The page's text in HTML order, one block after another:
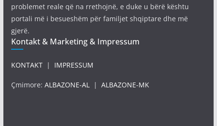
problemet reale që na rrethojnë, e duke u bërë kështu
portali më i besueshëm për familjet shqiptare dhe më
gjerë.
Kontakt & Marketing & Impressum
KONTAKT| IMPRESSUM
Çmimore: ALBAZONE-AL| ALBAZONE-MK